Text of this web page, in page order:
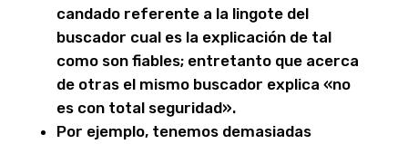
candado referente a la lingote del
buscador cual es la explicación de tal
como son fiables; entretanto que acerca
de otras el mismo buscador explica «no
es con total seguridad».
Por ejemplo, tenemos demasiadas